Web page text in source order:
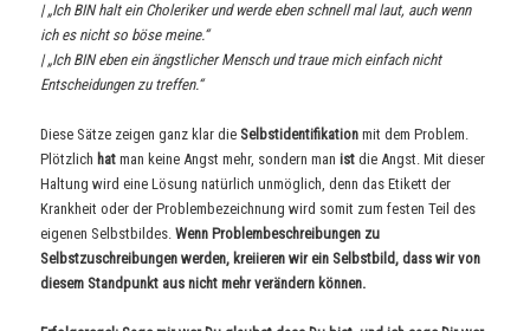
| „Ich BIN halt ein Choleriker und werde eben schnell mal laut, auch wenn
ich es nicht so böse meine.“
| „Ich BIN eben ein ängstlicher Mensch und traue mich einfach nicht
Entscheidungen zu treffen.“
Diese Sätze zeigen ganz klar die Selbstidentifikation mit dem Problem.
Plötzlich hat man keine Angst mehr, sondern manist die Angst. Mit dieser
Haltung wird eine Lösung natürlich unmöglich, denn das Etikett der
Krankheit oder der Problembezeichnung wird somit zum festen Teil des
eigenen Selbstbildes.Wenn Problembeschreibungen zu
Selbstzuschreibungen werden, kreiieren wir ein Selbstbild, dass wir von
diesem Standpunkt aus nicht mehr verändern können.